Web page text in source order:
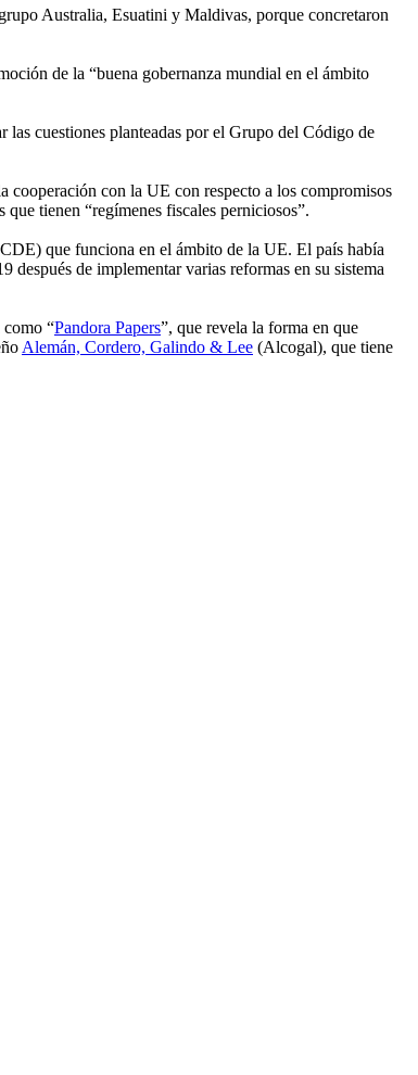
Australia, Esuatini y Maldivas, porque concretaron
de la “buena gobernanza mundial en el ámbito
cuestiones planteadas por el Grupo del Código de
con la UE con respecto a los compromisos
tienen “regímenes fiscales perniciosos”.
que funciona en el ámbito de la UE. El país había
de implementar varias reformas en su sistema
como “Pandora Papers”, que revela la forma en que
Alemán, Cordero, Galindo & Lee (Alcogal), que tiene